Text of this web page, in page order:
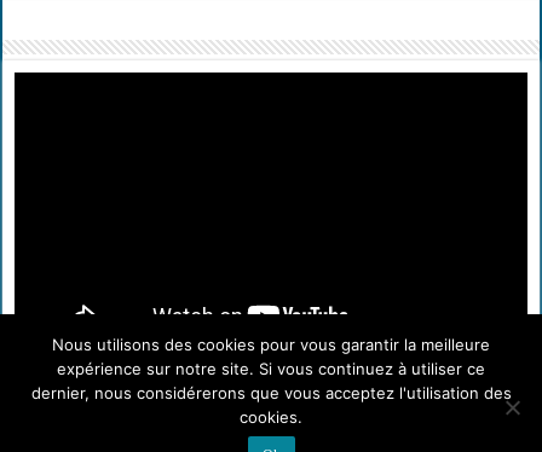
Nous utilisons des cookies pour vous garantir la meilleure
expérience sur notre site. Si vous continuez à utiliser ce
dernier, nous considérerons que vous acceptez l'utilisation des
cookies.